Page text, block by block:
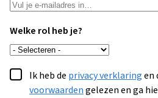
Welke rol heb je?
Ik heb de privacy verklaringen
voorwaardengelezen en ga